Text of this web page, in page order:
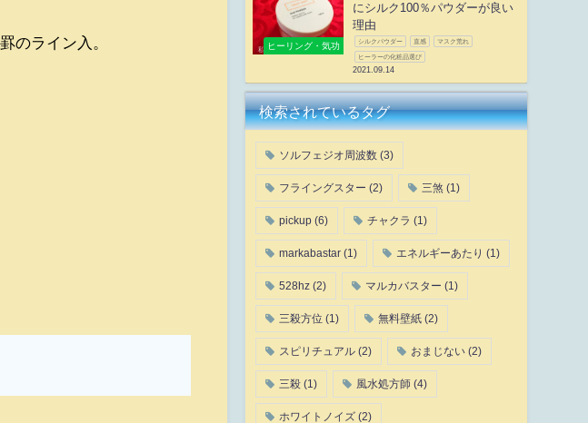
のライン入。 ヒーリング・気功
にシルク100％パウダーが良い
理由
シルクパウダー 直感 マスク荒れ
ヒーラーの化粧品選び
2021.09.14
検索されているタグ
ソルフェジオ周波数(3)
フライングスター (2) 三煞(1)
pickup(6) チャクラ (1)
markabastar(1) エネルギーあたり (1)
528hz(2) マルカバスター (1)
三殺方位 (1) 無料壁紙(2)
スピリチュアル(2) おまじない(2)
三殺(1) 風水処方師(4)
ホワイトノイズ(2)